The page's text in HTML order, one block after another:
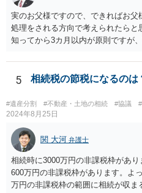
実のお父様ですので、できればお
処理をされる方向で考えられたらと
知ってから3カ月以内が原則ですが
放棄するかどうか決めることがで
することはありませんので、数年
ありません。 なお、私が扱った相
伸長して調査したところ、サラ金に
つかったため相続したという事例が
5 相続税の節税になるのは
#遺産分割 #不動産・土地の相続 #協議
2024年8月25日
関 大河 弁護士
相続時に3000万円の非課税枠があ
600万円の非課税枠があります。よ
万円の非課税枠の範囲に相続が収